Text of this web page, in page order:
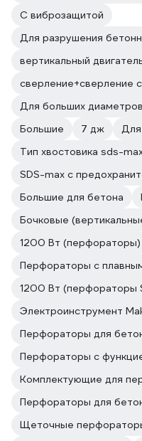
С виброзащитой
Для разрушения
вертикальный
сверление+сверление
Для больших диаметров
Большие
7 дж
Тип хвостовика sds-
SDS-max с
Большие для бетона
Бочковые
1200 Вт (перфораторы)
Перфораторы с
1200 Вт (перфораторы
Электроинструмент
Перфораторы для
Перфораторы с
Комплектующие для
Перфораторы для
Щеточные